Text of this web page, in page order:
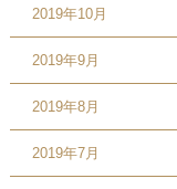
2019年10月
2019年9月
2019年8月
2019年7月